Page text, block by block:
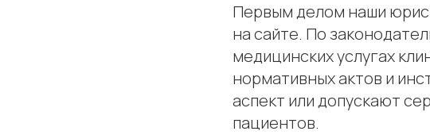
Первым делом наши
на сайте. По
медицинских услугах
нормативных актов и
аспект или допускают
пациентов.